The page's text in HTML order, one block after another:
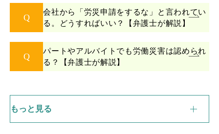
Q
会社から「労災申請をするな」と言われてい
る。どうすればいい？【弁護士が解説】
Q
パートやアルバイトでも労働災害は認められ
る？【弁護士が解説】